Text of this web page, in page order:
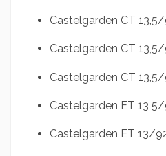
Castelgarden CT
Castelgarden CT
Castelgarden CT
Castelgarden ET 13
Castelgarden ET 13/